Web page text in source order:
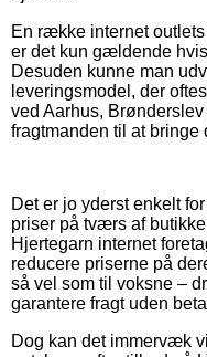
En række internet
er det kun gældende
Desuden kunne man
leveringsmodel, der
ved Aarhus,
fragtmanden til at
Det er jo yderst enkelt
priser på tværs af
Hjertegarn internet
reducere priserne på
så vel som til voksne –
garantere fragt uden
Dog kan det immervæk